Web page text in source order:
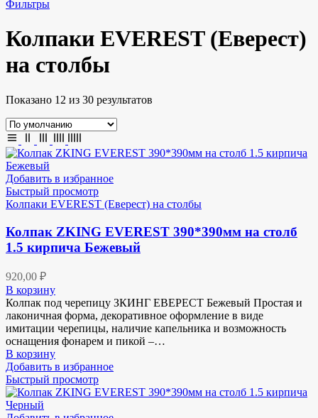
Фильтры
Колпаки EVEREST (Еверест)
на столбы
Показано 12 из 30 результатов
Добавить в избранное
Быстрый просмотр
Колпаки EVEREST (Еверест) на столбы
Колпак ZKING EVEREST 390*390мм на столб
1.5 кирпича Бежевый
920,00 ₽
В корзину
Колпак под черепицу ЗКИНГ ЕВЕРЕСТ Бежевый Простая и
лаконичная форма, декоративное оформление в виде
имитации черепицы, наличие капельника и возможность
оснащения фонарем и пикой –…
В корзину
Добавить в избранное
Быстрый просмотр